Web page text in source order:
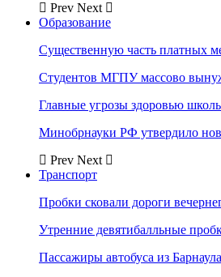
Prev Next
Образование
Существенную часть платных
Студентов МГПУ массово
Главные угрозы здоровью
Минобрнауки РФ утвердило
Prev Next
Транспорт
Пробки сковали дороги
Утренние девятибалльные
Пассажиры автобуса из